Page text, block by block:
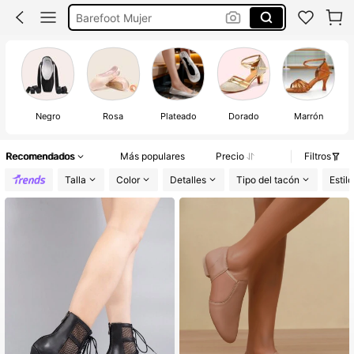
Barefoot Mujer
Negro Rosa Plateado Dorado Marrón
Recomendados Más populares Precio
Filtros
Talla
Color Detalles Tipo del tacón Estilo